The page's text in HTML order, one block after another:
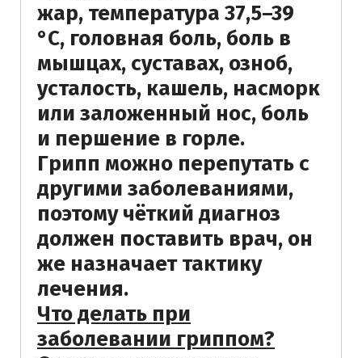
жар, температура 37,5–39
°С, головная боль, боль в
мышцах, суставах, озноб,
усталость, кашель, насморк
или заложенный нос, боль
и першение в горле.
Грипп можно перепутать с
другими заболеваниями,
поэтому чёткий диагноз
должен поставить врач, он
же назначает тактику
лечения.
Что делать при
заболевании гриппом?